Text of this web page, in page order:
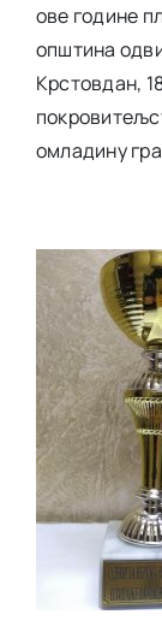
ове године
општина
Крстовдан,
омладину